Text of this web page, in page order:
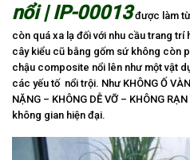
nổi | IP-00013 được làm
còn quá xa lạ đối với nhu cầu trang trí
cây kiểu cũ bằng gốm sứ không còn
chậu composite nổi lên như một vật
các yếu tố nổi trội. Như KHÔNG Ố
NẶNG – KHÔNG DỄ VỠ – KHÔNG
không gian hiện đại.